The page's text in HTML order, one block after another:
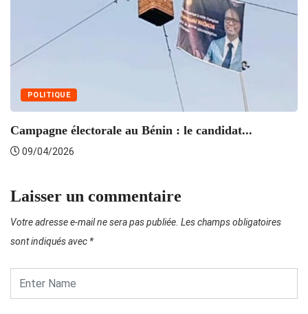
POLITIQUE
Campagne électorale au Bénin : le candidat...
09/04/2026
Laisser un commentaire
Votre adresse e-mail ne sera pas publiée. Les champs obligatoires
sont indiqués avec *